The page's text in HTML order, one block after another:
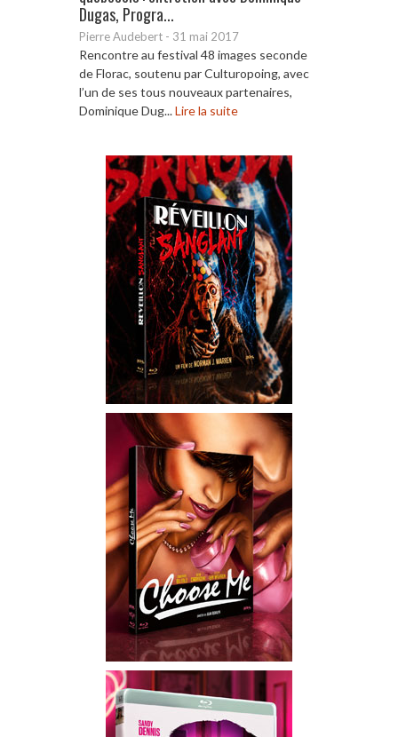
Dugas, Progra...
Pierre Audebert - 31 mai 2017
Rencontre au festival 48 images seconde
de Florac, soutenu par Culturopoing, avec
l’un de ses tous nouveaux partenaires,
Dominique Dug...Lire la suite